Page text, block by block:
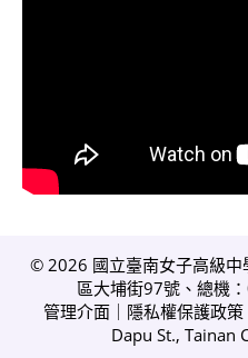
© 2026 國立臺南女子高級
區大埔街97號、總機
管理介面
隱私權保護政策
Dapu St., Tainan